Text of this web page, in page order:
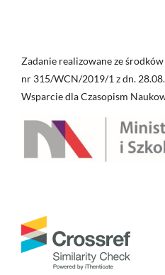
Zadanie realizowane ze
nr 315/WCN/2019/1 z dn.
Wsparcie dla Czasopism